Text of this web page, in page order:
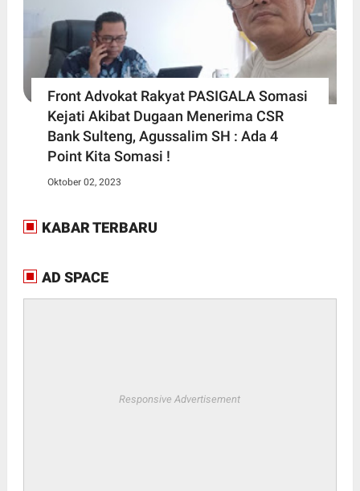
Front Advokat Rakyat PASIGALA Somasi
Kejati Akibat Dugaan Menerima CSR
Bank Sulteng, Agussalim SH : Ada 4
Point Kita Somasi !
Oktober 02, 2023
KABAR TERBARU
AD SPACE
Responsive Advertisement